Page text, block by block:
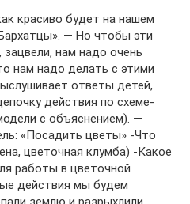
красиво будет на нашем
— Но чтобы эти
нам надо очень
нам надо делать с этими
ответы детей,
действия по схеме-
с объяснением). —
«Посадить цветы» -Что
цветочная клумба) -Какое
работы в цветочной
действия мы будем